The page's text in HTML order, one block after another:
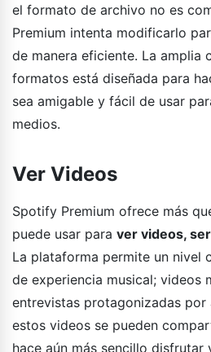
el formato de archivo no es
Premium intenta modificarlo
de manera eficiente. La amplia
formatos está diseñada para
sea amigable y fácil de usar
medios.
Ver Videos
Spotify Premium ofrece más
puede usar para ver videos,
La plataforma permite un nivel
de experiencia musical; videos
entrevistas protagonizadas por
estos videos se pueden
hace aún más sencillo disfrutar